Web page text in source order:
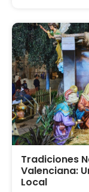
Tradiciones
Valenciana:
Local